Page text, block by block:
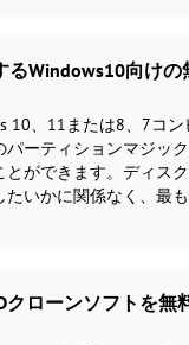
るWindows10向けの
10、11または8、7コ
パーティションマジッ
とができます。ディス
たいかに関係なく、最
クローンソフトを無